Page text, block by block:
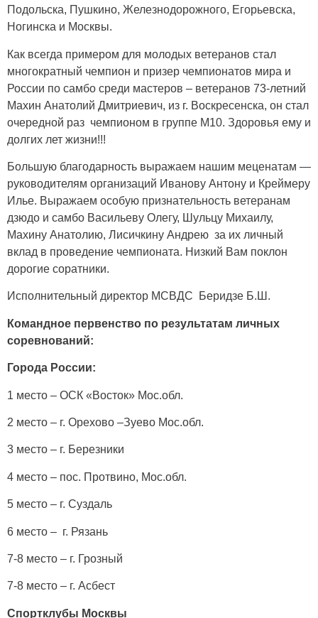
Подольска, Пушкино, Железнодорожного, Егорьевска,
Ногинска и Москвы.
Как всегда примером для молодых ветеранов стал
многократный чемпион и призер чемпионатов мира и
России по самбо среди мастеров – ветеранов 73-летний
Махин Анатолий Дмитриевич, из г. Воскресенска, он стал
очередной раз чемпионом в группе М10. Здоровья ему и
долгих лет жизни!!!
Большую благодарность выражаем нашим меценатам —
руководителям организаций Иванову Антону и Креймеру
Илье. Выражаем особую признательность ветеранам
дзюдо и самбо Васильеву Олегу, Шульцу Михаилу,
Махину Анатолию, Лисичкину Андрею за их личный
вклад в проведение чемпионата. Низкий Вам поклон
дорогие соратники.
Исполнительный директор МСВДС Беридзе Б.Ш.
Командное первенство по результатам личных
соревнований:
Города России:
1 место – ОСК «Восток» Мос.обл.
2 место – г. Орехово –Зуево Мос.обл.
3 место – г. Березники
4 место – пос. Протвино, Мос.обл.
5 место – г. Суздаль
6 место – г. Рязань
7-8 место – г. Грозный
7-8 место – г. Асбест
Спортклубы Москвы